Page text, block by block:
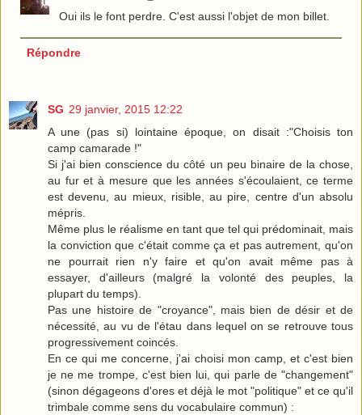
Oui ils le font perdre. C'est aussi l'objet de mon billet.
Répondre
SG 29 janvier, 2015 12:22
A une (pas si) lointaine époque, on disait :"Choisis ton
camp camarade !"
Si j'ai bien conscience du côté un peu binaire de la chose,
au fur et à mesure que les années s'écoulaient, ce terme
est devenu, au mieux, risible, au pire, centre d'un absolu
mépris.
Même plus le réalisme en tant que tel qui prédominait, mais
la conviction que c'était comme ça et pas autrement, qu'on
ne pourrait rien n'y faire et qu'on avait même pas à
essayer, d'ailleurs (malgré la volonté des peuples, la
plupart du temps).
Pas une histoire de "croyance", mais bien de désir et de
nécessité, au vu de l'étau dans lequel on se retrouve tous
progressivement coincés.
En ce qui me concerne, j'ai choisi mon camp, et c'est bien
je ne me trompe, c'est bien lui, qui parle de "changement"
(sinon dégageons d'ores et déjà le mot "politique" et ce qu'il
trimbale comme sens du vocabulaire commun) :